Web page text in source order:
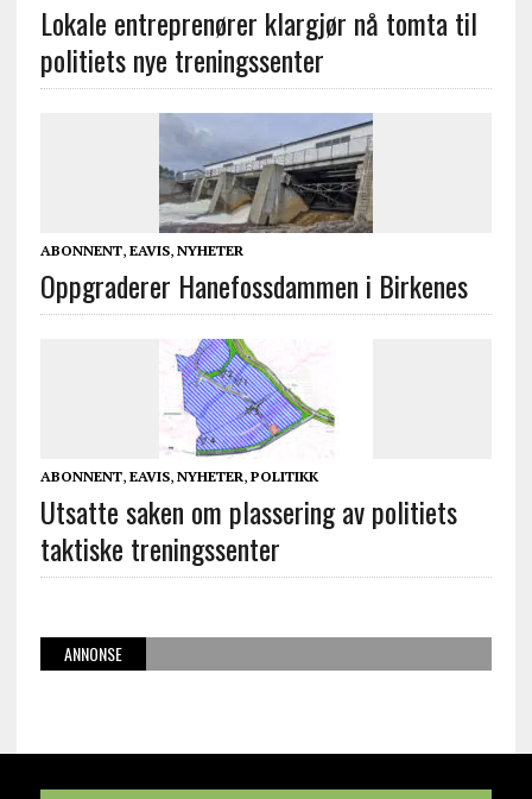
Lokale entreprenører klargjør nå tomta til
politiets nye treningssenter
ABONNENT, EAVIS, NYHETER
Oppgraderer Hanefossdammen i Birkenes
ABONNENT, EAVIS, NYHETER, POLITIKK
Utsatte saken om plassering av politiets
taktiske treningssenter
ANNONSE